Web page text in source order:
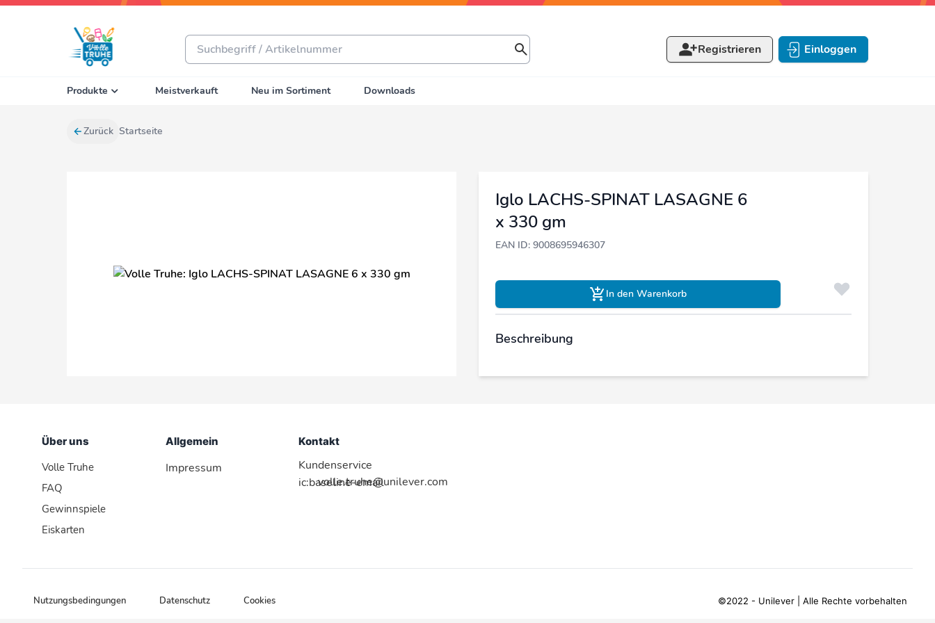
Registrieren Einloggen
Produkte Meistverkauft Neu im Sortiment Downloads
Zurück Startseite
Iglo LACHS-SPINAT LASAGNE 6
x 330 gm
EAN ID: 9008695946307
In den Warenkorb
Beschreibung
Über uns
Volle Truhe
FAQ
Gewinnspiele
Eiskarten
Allgemein
Impressum
Kontakt
Kundenservice
ic:baseline-email
volle.truhe@unilever.com
Nutzungsbedingungen Datenschutz Cookies ©2022 - Unilever | Alle Rechte vorbehalten